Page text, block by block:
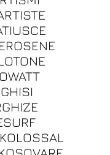
KOLOSSAL